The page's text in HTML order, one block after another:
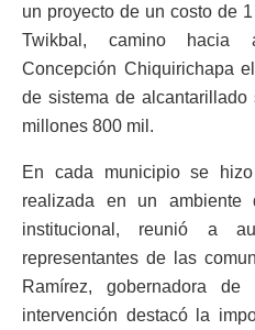
un proyecto de un costo de
Twikbal, camino hacia
Concepción Chiquirichapa
de sistema de
millones 800 mil.
En cada municipio se
realizada en un ambiente
institucional, reunió a
representantes de las
Ramírez, gobernadora de
intervención destacó la